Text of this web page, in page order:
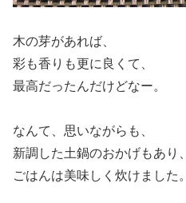
木の芽があれば、
彩も香りも更に良くて、
最高だったんだけどなー。
なんて、思いながらも、
新調した土鍋のおかげもあり、
ごはんは美味しく炊けました。